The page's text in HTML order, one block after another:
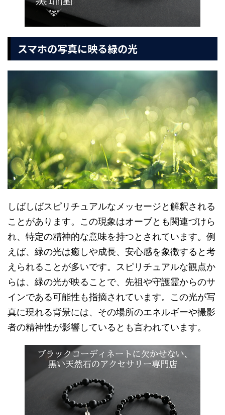
スマホの写真に映る緑の光
しばしばスピリチュアルなメッセージと解釈される
ことがあります。この現象はオーブとも関連づけら
れ、特定の精神的な意味を持つとされています。例
えば、緑の光は癒しや成長、安心感を象徴すると考
えられることが多いです。スピリチュアルな観点か
らは、緑の光が映ることで、先祖や守護霊からのサ
インである可能性も指摘されています。この光が写
真に現れる背景には、その場所のエネルギーや撮影
者の精神性が影響しているとも言われています。